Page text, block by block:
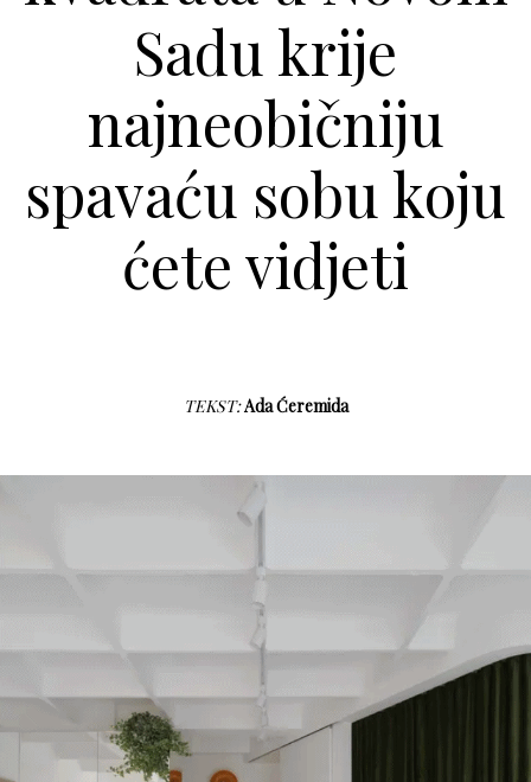
Sadu krije
najneobičniju
spavaću sobu koju
ćete vidjeti
TEKST:Ada Ćeremida